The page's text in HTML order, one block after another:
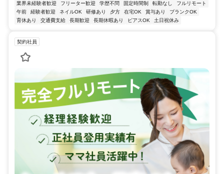
業界未経験者歓迎 フリーター歓迎 学歴不問 固定時間制 転勤なし
フルリモート
午前
経験者歓迎 ネイルOK 研修あり 夕方 在宅OK 賞与あり
ブランクOK
育休あり
交通費支給 長期歓迎 長期休暇あり ピアスOK 土日祝休み
契約社員